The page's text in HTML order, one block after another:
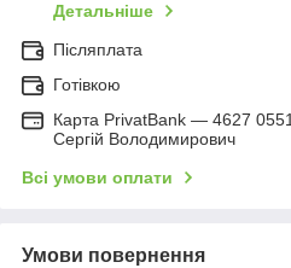
Детальніше
Післяплата
Готівкою
Карта PrivatBank — 4627
Сергій Володимирович
Всі умови оплати
Умови повернення